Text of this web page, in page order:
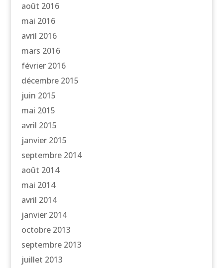
août 2016
mai 2016
avril 2016
mars 2016
février 2016
décembre 2015
juin 2015
mai 2015
avril 2015
janvier 2015
septembre 2014
août 2014
mai 2014
avril 2014
janvier 2014
octobre 2013
septembre 2013
juillet 2013